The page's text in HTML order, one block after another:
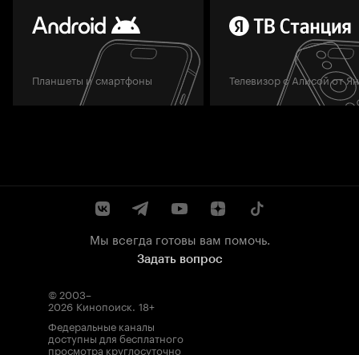
Планшеты и смартфоны Телевизор с Алисой от
Мы всегда готовы вам помочь.
Задать вопрос
© 2003–
2026 Кинопоиск. 18+
Федеральные каналы
доступны для бесплатного
просмотра круглосуточно